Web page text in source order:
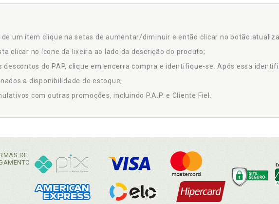
de um item clique na setas de aumentar/diminuir e então clicar no botão
clicar no ícone da lixeira ao lado da descrição do produto;
descontos do PAP, clique em encerra compra e identifique-se. Após essa
a disponibilidade de estoque;
com outras promoções, incluindo P.A.P. e Cliente Fiel.
DE